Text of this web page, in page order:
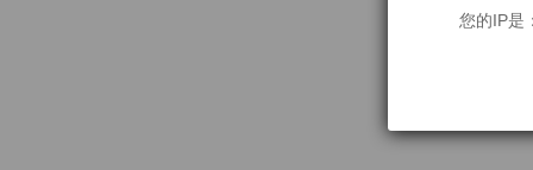
您的IP是